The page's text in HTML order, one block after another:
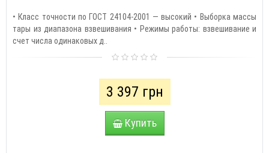
• Класс точности по ГОСТ 24104-2001 — высокий • Выборка массы
тары из диапазона взвешивания • Режимы работы: взвешивание и
счет числа одинаковых д..
3 397 грн
Купить